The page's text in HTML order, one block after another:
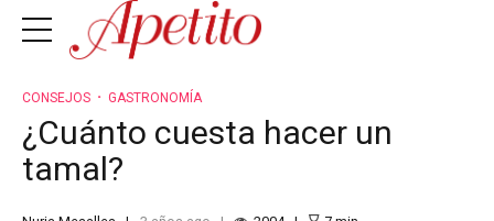
CONSEJOS GASTRONOMÍA
¿Cuánto cuesta hacer un
tamal?